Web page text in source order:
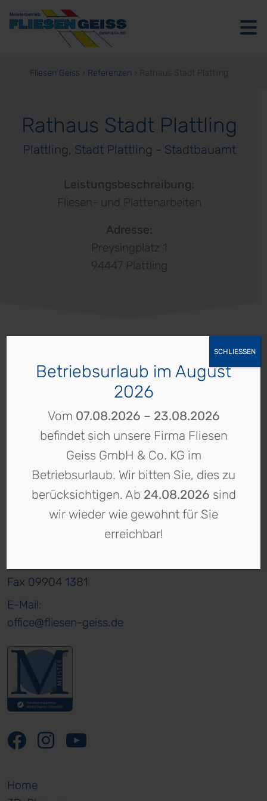
Fliesen
Naturstein
Home
Planung
Datenschutz
Privatsphäre-
Fliesen Geiss Referenzen Rathaus Stadt Plattling
Rathaus Stadt Plattling
Plattling, Stadt Plattling - Stadtbauamt
Leistungsbeschreibung:
Fliesen- und Plattenarbeiten
Adresse:
Preysingplatz 1
94447 Plattling
Unsere Projekte
Weitere Referenzen entdecken
Vorherige
Alle Referenzen
Nächste
Fliesen Geiss GmbH & Co. KG
Fax 09904 1381
E-Mail:
office@fliesen-geiss.de
Home
Betriebsurlaub im August
2026
Vom 07.08.2026 – 23.08.2026
befindet sich unsere Firma Fliesen
Geiss GmbH & Co. KG im
Betriebsurlaub. Wir bitten Sie, dies zu
berücksichtigen. Ab 24.08.2026 sind
wir wieder wie gewohnt für Sie
erreichbar!
SCHLIESSEN